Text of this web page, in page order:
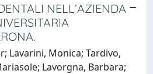
NELL’AZIENDA
Lavarini, Monica; Tardivo,
Lavorgna, Barbara;